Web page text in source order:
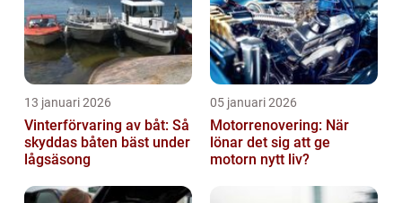
13 januari 2026
Vinterförvaring av båt: Så
skyddas båten bäst under
lågsäsong
05 januari 2026
Motorrenovering: När
lönar det sig att ge
motorn nytt liv?